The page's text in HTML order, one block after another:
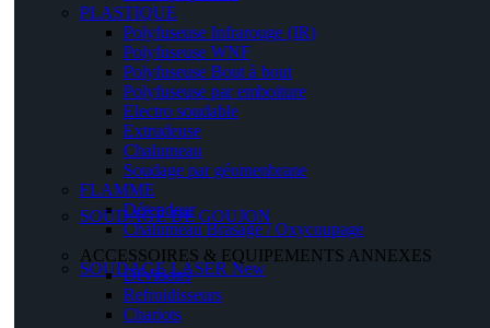
PLASTIQUE
Polyfuseuse Infrarouge (IR)
Polyfuseuse WNF
Polyfuseuse Bout à bout
Polyfuseuse par emboiture
Electro soudable
Extrudeuse
Chalumeau
Soudage par géomenbrane
FLAMME
Détendeur
Chalumeau Brasage / Oxycoupage
SOUDAGE DE GOUJON
SOUDAGE LASER New
ACCESSOIRES & EQUIPEMENTS ANNEXES
Dévidoirs
Refroidisseurs
Chariots